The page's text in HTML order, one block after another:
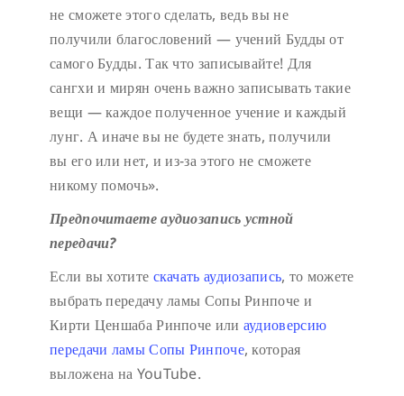
не сможете этого сделать, ведь вы не
получили благословений — учений Будды от
самого Будды. Так что записывайте! Для
сангхи и мирян очень важно записывать такие
вещи — каждое полученное учение и каждый
лунг. А иначе вы не будете знать, получили
вы его или нет, и из-за этого не сможете
никому помочь».
Предпочитаете аудиозапись устной
передачи?
Если вы хотите скачать аудиозапись, то можете
выбрать передачу ламы Сопы Ринпоче и
Кирти Ценшаба Ринпоче или аудиоверсию
передачи ламы Сопы Ринпоче, которая
выложена на YouTube.